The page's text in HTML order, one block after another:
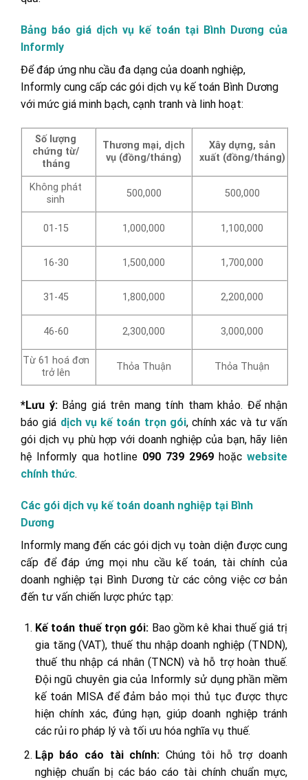
Bảng báo giá dịch vụ kế toán tại Bình Dương của
Informly
Để đáp ứng nhu cầu đa dạng của doanh nghiệp,
Informly cung cấp các gói dịch vụ kế toán Bình Dương
với mức giá minh bạch, cạnh tranh và linh hoạt:
Số lượng
chứng từ/
tháng
Thương mại, dịch
vụ (đồng/tháng)
Xây dựng, sản
xuất (đồng/tháng)
Không phát
sinh
500,000 500,000
01-15 1,000,000 1,100,000
16-30 1,500,000 1,700,000
31-45 1,800,000 2,200,000
46-60 2,300,000 3,000,000
Từ 61 hoá đơn
trở lên
Thỏa Thuận Thỏa Thuận
*Lưu ý:Bảng giá trên mang tính tham khảo. Để nhận
báo giá dịch vụ kế toán trọn gói, chính xác và tư vấn
gói dịch vụ phù hợp với doanh nghiệp của bạn, hãy liên
hệ Informly qua hotline 090 739 2969 hoặc website
chính thức.
Các gói dịch vụ kế toán doanh nghiệp tại Bình
Dương
Informly mang đến các gói dịch vụ toàn diện được cung
cấp để đáp ứng mọi nhu cầu kế toán, tài chính của
doanh nghiệp tại Bình Dương từ các công việc cơ bản
đến tư vấn chiến lược phức tạp:
Kế toán thuế trọn gói: Bao gồm kê khai thuế giá trị
gia tăng (VAT), thuế thu nhập doanh nghiệp (TNDN),
thuế thu nhập cá nhân (TNCN) và hỗ trợ hoàn thuế.
Đội ngũ chuyên gia của Informly sử dụng phần mềm
kế toán MISA để đảm bảo mọi thủ tục được thực
hiện chính xác, đúng hạn, giúp doanh nghiệp tránh
các rủi ro pháp lý và tối ưu hóa nghĩa vụ thuế.
Lập báo cáo tài chính: Chúng tôi hỗ trợ doanh
nghiệp chuẩn bị các báo cáo tài chính chuẩn mực,